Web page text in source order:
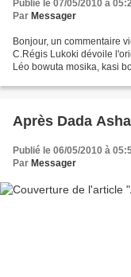
Publié le 07/05/2010 à
Par Messager
Bonjour, un commentaire
C.Régis Lukoki dévoile
Léo bowuta mosika, kasi
Après Dada
Publié le 06/05/2010 à
Par Messager